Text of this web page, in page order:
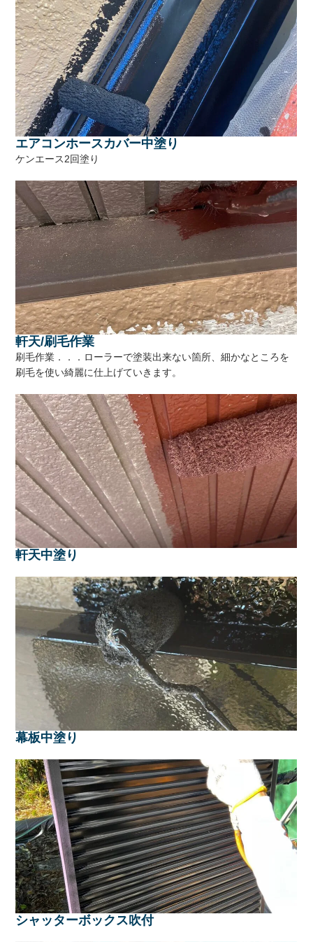
エアコンホースカバー中塗り
ケンエース2回塗り
軒天/刷毛作業
刷毛作業．．．ローラーで塗装出来ない箇所、細かなところを
刷毛を使い綺麗に仕上げていきます。
軒天中塗り
幕板中塗り
シャッターボックス吹付